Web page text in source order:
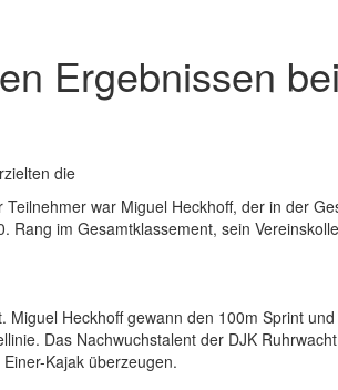
Ergebnissen
die
war Miguel Heckhoff, der in der
im Gesamtklassement, sein
Heckhoff gewann den 100m Sprint
Das Nachwuchstalent der DJK
Kajak überzeugen.